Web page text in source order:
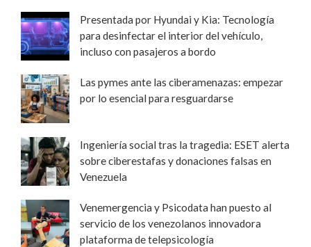
Presentada por Hyundai y Kia: Tecnología
para desinfectar el interior del vehículo,
incluso con pasajeros a bordo
Las pymes ante las ciberamenazas: empezar
por lo esencial para resguardarse
Ingeniería social tras la tragedia: ESET alerta
sobre ciberestafas y donaciones falsas en
Venezuela
Venemergencia y Psicodata han puesto al
servicio de los venezolanos innovadora
plataforma de telepsicología